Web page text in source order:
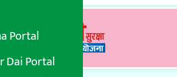
Portal
Dai Portal